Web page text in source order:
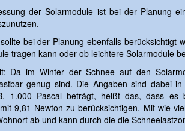
der Solarmodule ist bei der Planung
bei der Planung ebenfalls
tragen kann oder ob leichtere Solarmodule
Da im Winter der Schnee auf den
genug sind. Die Angaben sind dabei
1.000 Pascal beträgt, heißt das, dass
9,81 Newton zu berücksichtigen. Mit wie
ab und kann durch die die